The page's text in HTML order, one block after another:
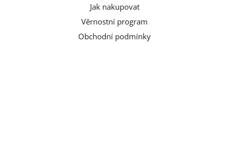
Jak nakupovat
Věrnostní program
Obchodní podmínky